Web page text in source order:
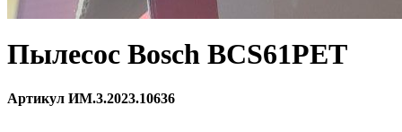
Пылесос Bosch BCS61PET
Артикул ИМ.3.2023.10636